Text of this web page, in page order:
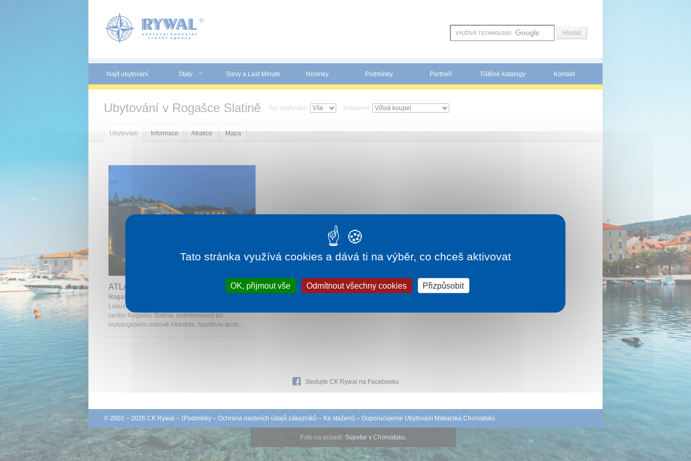
Najít ubytování Státy Slevy a Last Minute Novinky Podmínky Partneři Tištěné katalogy Kontakt
Ubytování v Rogašce Slatině Typ ubytování: Vybavení:
Ubytování Informace Atrakce Mapa
ATLANTIDA BOUTIQUE HOTEL
Rogaška Slatina
Luxusní 5* hvězdičkový hotel, který se nachází v
centru Rogašky Slatina, pojmenovaný po
mytologickém ostrově Atlantida. Navštivte tento...
Sledujte CK Rywal na Facebooku
© 2002 – 2026 CK Rywal – (Podmínky – Ochrana osobních údajů zákazníků – Ke stažení) – Doporučujeme Ubytování Makarská Chorvatsko.
Foto na pozadí: Supetar v Chorvatsku.
Tato stránka využívá cookies a dává ti na výběr, co chceš aktivovat
OK, přijmout vše Odmítnout všechny cookies Přizpůsobit